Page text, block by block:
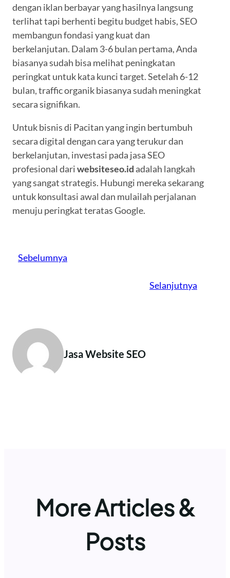
dengan iklan berbayar yang hasilnya langsung
terlihat tapi berhenti begitu budget habis, SEO
membangun fondasi yang kuat dan
berkelanjutan. Dalam 3-6 bulan pertama, Anda
biasanya sudah bisa melihat peningkatan
peringkat untuk kata kunci target. Setelah 6-12
bulan, traffic organik biasanya sudah meningkat
secara signifikan.
Untuk bisnis di Pacitan yang ingin bertumbuh
secara digital dengan cara yang terukur dan
berkelanjutan, investasi pada jasa SEO
profesional dariwebsiteseo.id adalah langkah
yang sangat strategis. Hubungi mereka sekarang
untuk konsultasi awal dan mulailah perjalanan
menuju peringkat teratas Google.
Sebelumnya
Selanjutnya
Jasa Website SEO
More Articles &
Posts